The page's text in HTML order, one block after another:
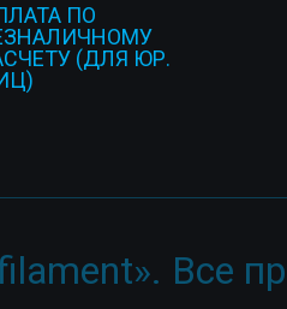
ПО
(ДЛЯ ЮР.
Все